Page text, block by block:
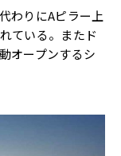
わりにAピラー上
ている。またド
オープンするシ